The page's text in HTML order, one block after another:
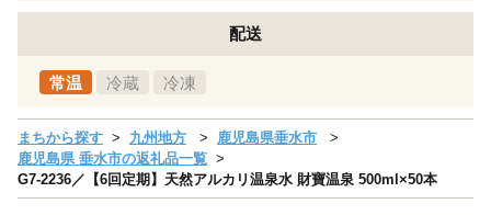
配送
常温 冷蔵 冷凍
まちから探す 九州地方
鹿児島県垂水市
鹿児島県 垂水市の返礼品一覧
G7-2236／【6回定期】天然アルカリ温泉水 財寶温泉 500ml×50本